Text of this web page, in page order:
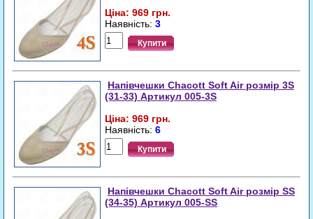
Ціна: 969 грн.
Наявність: 3
Купити
Напівчешки Chacott Soft Air розмір 3S
(31-33) Артикул 005-3S
Ціна: 969 грн.
Наявність: 6
Купити
Напівчешки Chacott Soft Air розмір SS
(34-35) Артикул 005-SS